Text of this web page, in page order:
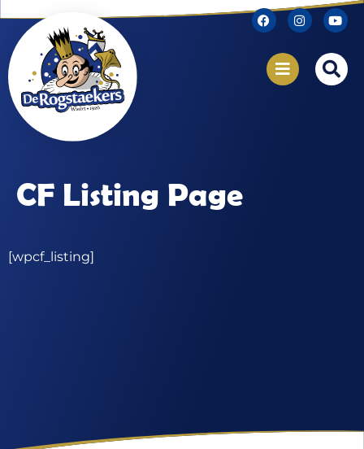
CF Listing Page
[wpcf_listing]